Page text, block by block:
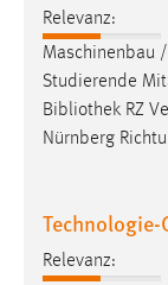
Relevanz:
Maschinenbau
Studierende
Bibliothek RZ
Nürnberg
Technologie-
Relevanz:
Login
Name:
fe_user,
einloggen
Cookie